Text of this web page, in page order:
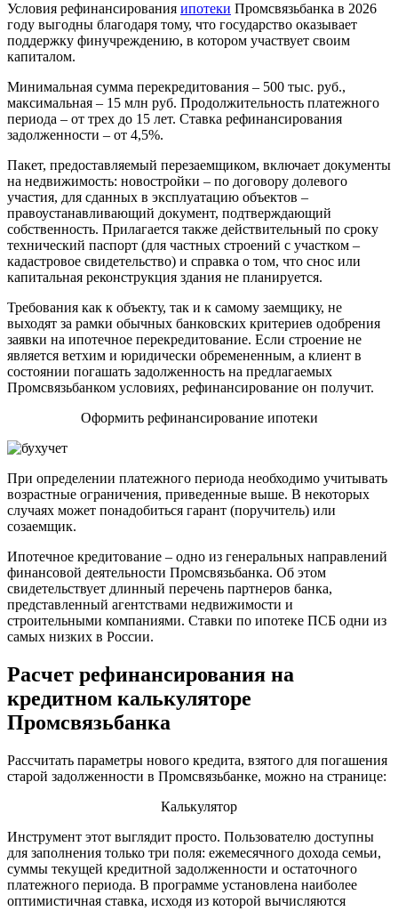
Условия рефинансирования ипотеки Промсвязьбанка в 2026
году выгодны благодаря тому, что государство оказывает
поддержку финучреждению, в котором участвует своим
капиталом.
Минимальная сумма перекредитования – 500 тыс. руб.,
максимальная – 15 млн руб. Продолжительность платежного
периода – от трех до 15 лет. Ставка рефинансирования
задолженности – от 4,5%.
Пакет, предоставляемый перезаемщиком, включает документы
на недвижимость: новостройки – по договору долевого
участия, для сданных в эксплуатацию объектов –
правоустанавливающий документ, подтверждающий
собственность. Прилагается также действительный по сроку
технический паспорт (для частных строений с участком –
кадастровое свидетельство) и справка о том, что снос или
капитальная реконструкция здания не планируется.
Требования как к объекту, так и к самому заемщику, не
выходят за рамки обычных банковских критериев одобрения
заявки на ипотечное перекредитование. Если строение не
является ветхим и юридически обремененным, а клиент в
состоянии погашать задолженность на предлагаемых
Промсвязьбанком условиях, рефинансирование он получит.
Оформить рефинансирование ипотеки
При определении платежного периода необходимо учитывать
возрастные ограничения, приведенные выше. В некоторых
случаях может понадобиться гарант (поручитель) или
созаемщик.
Ипотечное кредитование – одно из генеральных направлений
финансовой деятельности Промсвязьбанка. Об этом
свидетельствует длинный перечень партнеров банка,
представленный агентствами недвижимости и
строительными компаниями. Ставки по ипотеке ПСБ одни из
самых низких в России.
Расчет рефинансирования на
кредитном калькуляторе
Промсвязьбанка
Рассчитать параметры нового кредита, взятого для погашения
старой задолженности в Промсвязьбанке, можно на странице:
Калькулятор
Инструмент этот выглядит просто. Пользователю доступны
для заполнения только три поля: ежемесячного дохода семьи,
суммы текущей кредитной задолженности и остаточного
платежного периода. В программе установлена наиболее
оптимистичная ставка, исходя из которой вычисляются